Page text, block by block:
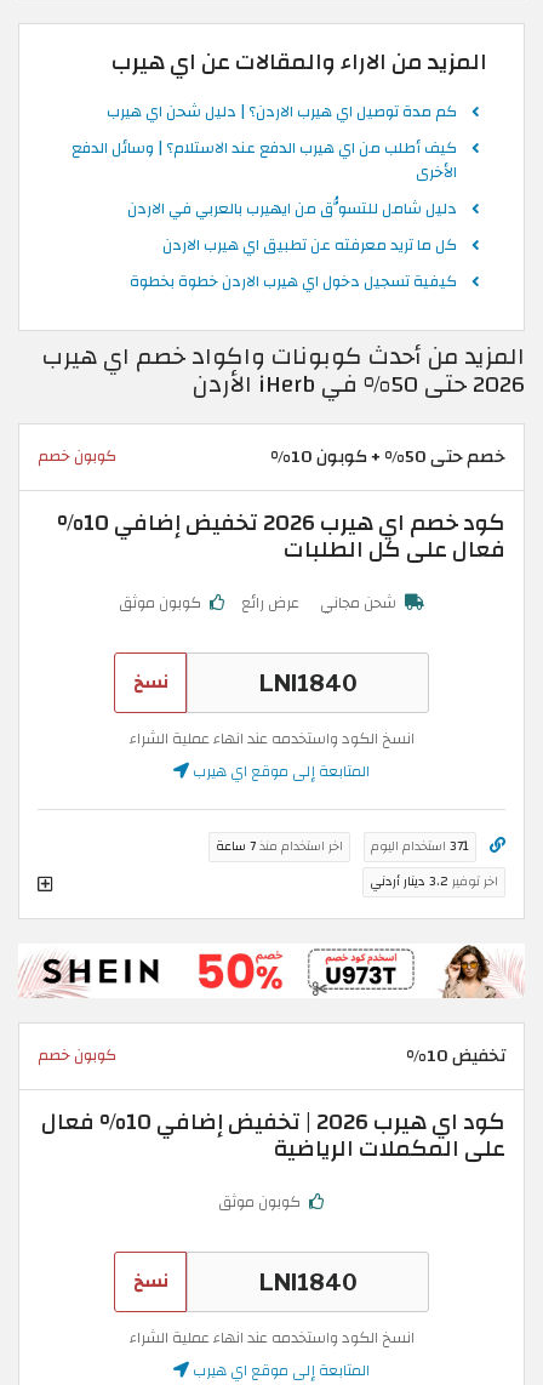
المزيد من الاراء والمقالات عن اي هيرب
كم مدة توصيل اي هيرب الاردن؟ | دليل شحن اي هيرب
كيف أطلب من اي هيرب الدفع عند الاستلام؟ | وسائل الدفع
الأخرى
دليل شامل للتسوُّق من ايهيرب بالعربي في الاردن
كل ما تريد معرفته عن تطبيق اي هيرب الاردن
كيفية تسجيل دخول اي هيرب الاردن خطوة بخطوة
المزيد من أحدث كوبونات واكواد خصم اي هيرب
2026 حتى 50% في iHerb الأردن
خصم حتى 50% + كوبون 10% كوبون خصم
كود خصم اي هيرب 2026 تخفيض إضافي 10%
فعال على كل الطلبات
شحن مجاني عرض رائع كوبون موثق
نسخ
انسخ الكود واستخدمه عند انهاء عملية الشراء
المتابعة إلى موقع اي هيرب
371 استخدام اليوم اخر استخدام منذ7 ساعة
اخر توفير 3.2 دينار أردني
تخفيض 10% كوبون خصم
كود اي هيرب 2026 | تخفيض إضافي 10% فعال
على المكملات الرياضية
كوبون موثق
نسخ
انسخ الكود واستخدمه عند انهاء عملية الشراء
المتابعة إلى موقع اي هيرب